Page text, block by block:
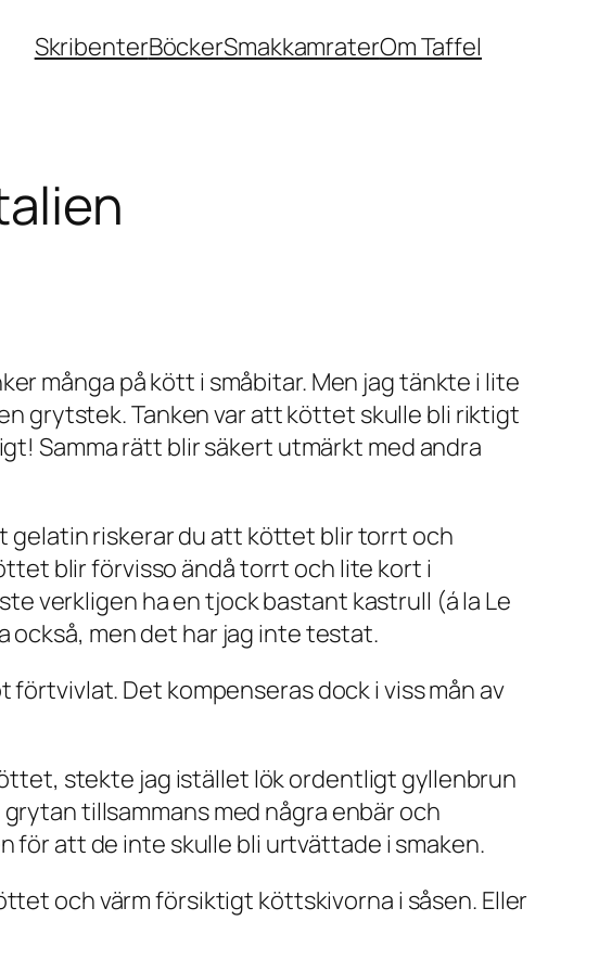
SkribenterBöckerSmakkamraterOm Taffel
många på kött i småbitar. Men jag tänkte i lite
grytstek. Tanken var att köttet skulle bli riktigt
Samma rätt blir säkert utmärkt med andra
gelatin riskerar du att köttet blir torrt och
blir förvisso ändå torrt och lite kort i
verkligen ha en tjock bastant kastrull (á la Le
också, men det har jag inte testat.
Det kompenseras dock i viss mån av
stekte jag istället lök ordentligt gyllenbrun
tillsammans med några enbär och
för att de inte skulle bli urtvättade i smaken.
och värm försiktigt köttskivorna i såsen. Eller